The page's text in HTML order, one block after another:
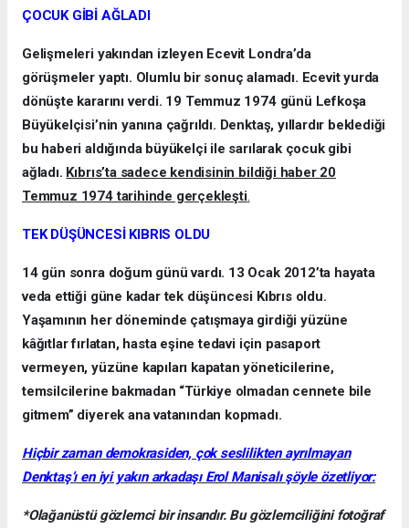
ÇOCUK GİBİ AĞLADI
Gelişmeleri yakından izleyen Ecevit Londra’da
görüşmeler yaptı. Olumlu bir sonuç alamadı. Ecevit yurda
dönüşte kararını verdi. 19 Temmuz 1974 günü Lefkoşa
Büyükelçisi’nin yanına çağrıldı. Denktaş, yıllardır beklediği
bu haberi aldığında büyükelçi ile sarılarak çocuk gibi
ağladı. Kıbrıs’ta sadece kendisinin bildiği haber 20
Temmuz 1974 tarihinde gerçekleşti.
TEK DÜŞÜNCESİ KIBRIS OLDU
14 gün sonra doğum günü vardı. 13 Ocak 2012’ta hayata
veda ettiği güne kadar tek düşüncesi Kıbrıs oldu.
Yaşamının her döneminde çatışmaya girdiği yüzüne
kâğıtlar fırlatan, hasta eşine tedavi için pasaport
vermeyen, yüzüne kapıları kapatan yöneticilerine,
temsilcilerine bakmadan “Türkiye olmadan cennete bile
gitmem” diyerek ana vatanından kopmadı.
Hiçbir zaman demokrasiden, çok seslilikten ayrılmayan
Denktaş’ı en iyi yakın arkadaşı Erol Manisalı şöyle özetliyor:
*Olağanüstü gözlemci bir insandır. Bu gözlemciliğini fotoğraf